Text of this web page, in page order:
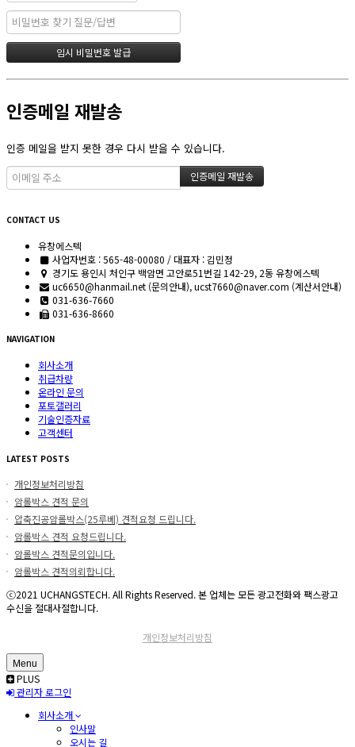
인증메일 재발송
인증 메일을 받지 못한 경우 다시 받을 수 있습니다.
CONTACT US
유창에스텍
사업자번호 : 565-48-00080 / 대표자 : 김민정
경기도 용인시 처인구 백암면 고안로51번길 142-29, 2동 유창에스텍
uc6650@hanmail.net (문의안내), ucst7660@naver.com (계산서안내)
031-636-7660
031-636-8660
NAVIGATION
회사소개
취급차량
온라인 문의
포토갤러리
기술인증자료
고객센터
LATEST POSTS
개인정보처리방침
암롤박스 견적 문의
압축진공암롤박스(25루베) 견적요청 드립니다.
암롤박스 견적 요청드립니다.
암롤박스 견적문의입니다.
암롤박스 견적의뢰합니다.
ⓒ2021 UCHANGSTECH. All Rights Reserved. 본 업체는 모든 광고전화와 팩스광고
수신을 절대사절합니다.
개인정보처리방침
Menu
PLUS
관리자 로그인
회사소개
인사말
오시는 길